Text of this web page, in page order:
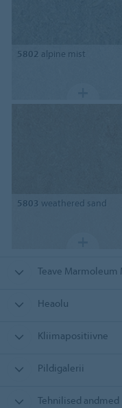
5802 alpine mist
5803 weathered sand
Teave Marmoleum
Heaolu
Kliimapositiivne
Pildigalerii
Tehnilised andmed